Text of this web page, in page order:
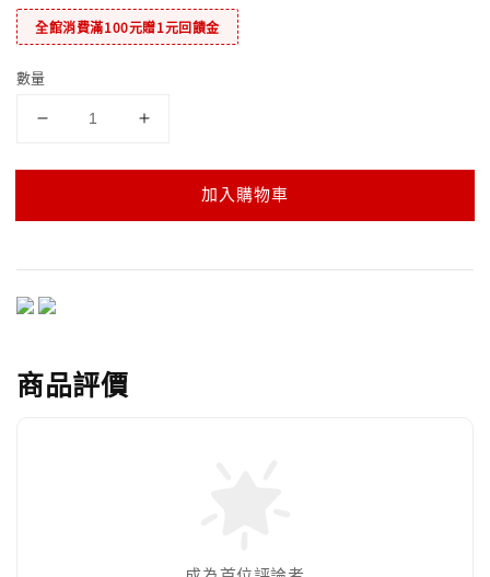
全館消費滿100元贈1元回饋金
數量
加入購物車
商品評價